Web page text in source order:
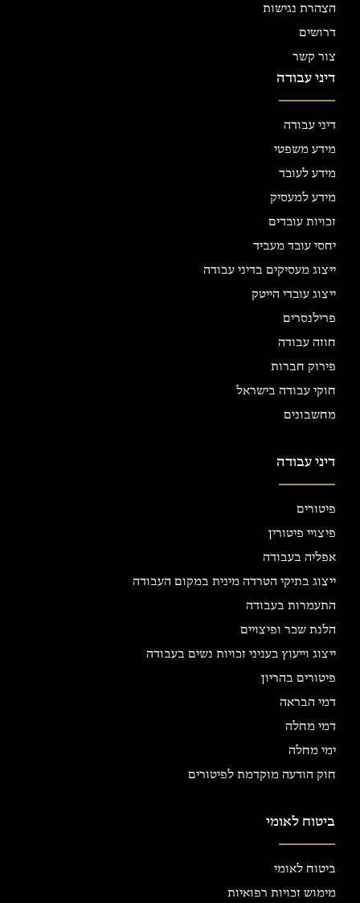
הצהרת נגישות
דרושים
צור קשר
דיני עבודה
דיני עבודה
מידע משפטי
מידע לעובד
מידע למעסיק
זכויות עובדים
יחסי עובד מעביד
ייצוג מעסיקים בדיני עבודה
ייצוג עובדי הייטק
פרילנסרים
חוזה עבודה
פירוק חברות
חוקי עבודה בישראל
מחשבונים
דיני עבודה
פיטורים
פיצויי פיטורין
אפליה בעבודה
ייצוג בתיקי הטרדה מינית במקום העבודה
התעמרות בעבודה
הלנת שכר ופיצויים
ייצוג וייעוץ בעניני זכויות נשים בעבודה
פיטורים בהריון
דמי הבראה
דמי מחלה
ימי מחלה
חוק הודעה מוקדמת לפיטורים
ביטוח לאומי
ביטוח לאומי
מימוש זכויות רפואיות